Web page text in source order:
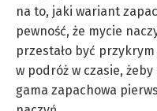
na to, jaki wariant
pewność, że mycie
przestało być
w podróż w czasie,
gama zapachowa